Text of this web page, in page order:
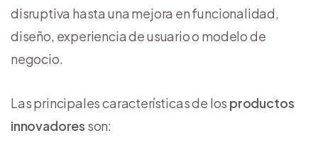
disruptiva hasta una mejora en funcionalidad,
diseño, experiencia de usuario o modelo de
negocio.
Las principales características de los productos
innovadores son: